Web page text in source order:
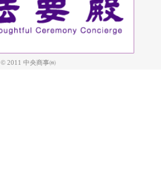
© 2011 中央商事㈱